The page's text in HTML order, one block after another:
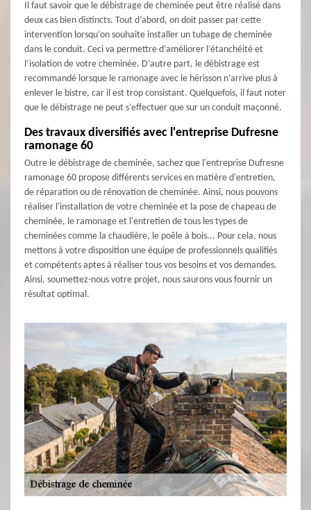
Il faut savoir que le débistrage de cheminée peut être réalisé dans
deux cas bien distincts. Tout d’abord, on doit passer par cette
intervention lorsqu’on souhaite installer un tubage de cheminée
dans le conduit. Ceci va permettre d’améliorer l’étanchéité et
l’isolation de votre cheminée. D’autre part, le débistrage est
recommandé lorsque le ramonage avec le hérisson n’arrive plus à
enlever le bistre, car il est trop consistant. Quelquefois, il faut noter
que le débistrage ne peut s’effectuer que sur un conduit maçonné.
Des travaux diversifiés avec l'entreprise Dufresne
ramonage 60
Outre le débistrage de cheminée, sachez que l'entreprise Dufresne
ramonage 60 propose différents services en matière d'entretien,
de réparation ou de rénovation de cheminée. Ainsi, nous pouvons
réaliser l'installation de votre cheminée et la pose de chapeau de
cheminée, le ramonage et l'entretien de tous les types de
cheminées comme la chaudière, le poêle à bois... Pour cela, nous
mettons à votre disposition une équipe de professionnels qualifiés
et compétents aptes à réaliser tous vos besoins et vos demandes.
Ainsi, soumettez-nous votre projet, nous saurons vous fournir un
résultat optimal.